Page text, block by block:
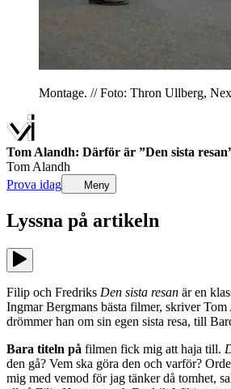
Montage. // Foto: Thron Ullberg,
Tom Alandh: Därför är ”Den sista
Tom Alandh
Prova idag
Meny
Lyssna på artikeln
Filip och Fredriks Den sista resan är en
Ingmar Bergmans bästa filmer, skriver Tom
drömmer han om sin egen sista resa, till
Bara titeln på filmen fick mig att haja till.
den gå? Vem ska göra den och varför?
mig med vemod för jag tänker då tomhet,